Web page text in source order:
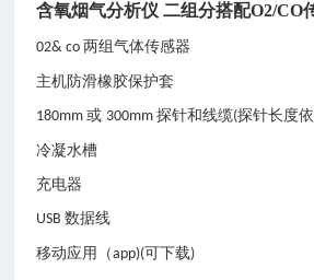
含氧烟气分析仪 二组分搭配O2/CO
02& co 两组气体传感器
主机防滑橡胶保护套
180mm或 300mm探针和线缆(探针长度
冷凝水槽
充电器
USB数据线
移动应用（app)(可下载)